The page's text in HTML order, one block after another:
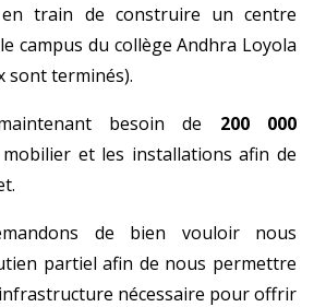
train de construire un centre
campus du collège Andhra Loyola
sont terminés).
besoin de 200 000
et les installations afin de
de bien vouloir nous
partiel afin de nous permettre
nécessaire pour offrir